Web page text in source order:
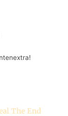
The End